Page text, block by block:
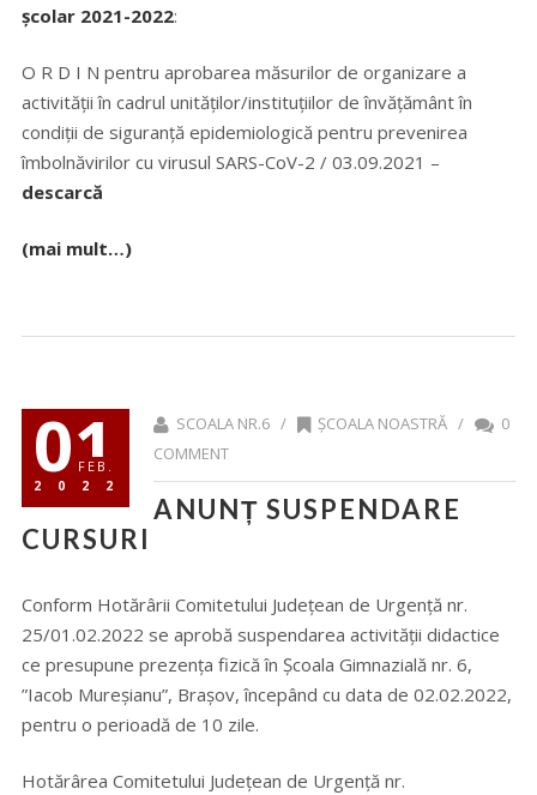
școlar 2021-2022:
O R D I N pentru aprobarea măsurilor de organizare a
activității în cadrul unităților/instituțiilor de învățământ în
condiții de siguranță epidemiologică pentru prevenirea
îmbolnăvirilor cu virusul SARS-CoV-2 / 03.09.2021 –
descarcă
(mai mult…)
01
FEB.
2022
SCOALA NR.6 / ȘCOALA NOASTRĂ/
0
COMMENT
ANUNȚ SUSPENDARE
CURSURI
Conform Hotărârii Comitetului Județean de Urgență nr.
25/01.02.2022 se aprobă suspendarea activității didactice
ce presupune prezența fizică în Școala Gimnazială nr. 6,
”Iacob Mureșianu”, Brașov, începând cu data de 02.02.2022,
pentru o perioadă de 10 zile.
Hotărârea Comitetului Județean de Urgență nr.